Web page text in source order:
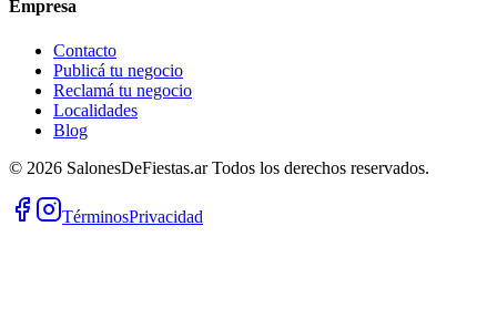
Empresa
Contacto
Publicá tu negocio
Reclamá tu negocio
Localidades
Blog
© 2026 SalonesDeFiestas.arTodos los derechos reservados.
TérminosPrivacidad